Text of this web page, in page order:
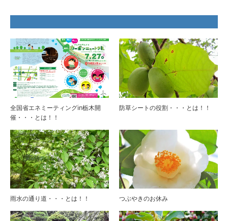
全国省エネミーティングin栃木開
催・・・とは！！
防草シートの役割・・・とは！！
雨水の通り道・・・とは！！ つぶやきのお休み